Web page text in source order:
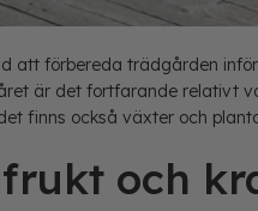
att förbereda trädgården
är det fortfarande relativt
finns också växter och
och